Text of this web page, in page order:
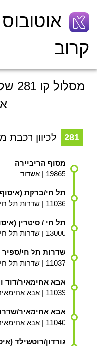
אוטובוס
קרוב
281 לכיוון רכבת
מסוף הריביירה
19865 | אשדוד
תל חי/ברקת
11036 | שדרות תל חי 6, אשדוד
תל חי / סיטרין
13000 | שדרות תל חי 28, אשדוד
שדרות תל חי/ספיר
11037 | שדרות תל חי 44, אשדוד
אבא אחימאיר/דוד
11039 | אבא אחימאיר, אשדוד
אבא אחימאיר/
11040 | אבא אחימאיר, אשדוד
גורדון/רוטשילד